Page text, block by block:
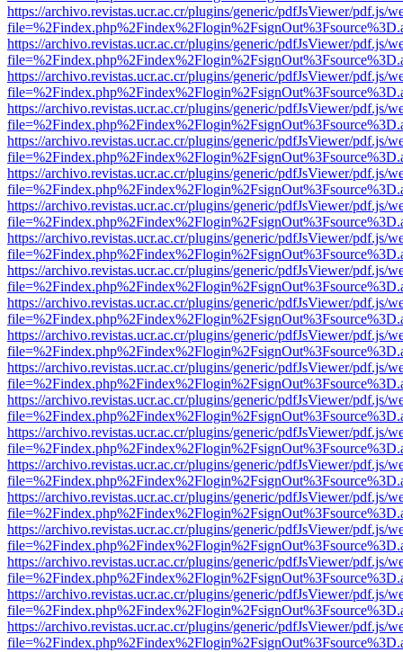
https://archivo.revistas.ucr.ac.cr/plugins/generic/pdfJsViewer/pdf.js/
https://archivo.revistas.ucr.ac.cr/plugins/generic/pdfJsViewer/pdf.js/
https://archivo.revistas.ucr.ac.cr/plugins/generic/pdfJsViewer/pdf.js/
https://archivo.revistas.ucr.ac.cr/plugins/generic/pdfJsViewer/pdf.js/
https://archivo.revistas.ucr.ac.cr/plugins/generic/pdfJsViewer/pdf.js/
https://archivo.revistas.ucr.ac.cr/plugins/generic/pdfJsViewer/pdf.js/
https://archivo.revistas.ucr.ac.cr/plugins/generic/pdfJsViewer/pdf.js/
https://archivo.revistas.ucr.ac.cr/plugins/generic/pdfJsViewer/pdf.js/
https://archivo.revistas.ucr.ac.cr/plugins/generic/pdfJsViewer/pdf.js/
https://archivo.revistas.ucr.ac.cr/plugins/generic/pdfJsViewer/pdf.js/
https://archivo.revistas.ucr.ac.cr/plugins/generic/pdfJsViewer/pdf.js/
https://archivo.revistas.ucr.ac.cr/plugins/generic/pdfJsViewer/pdf.js/
https://archivo.revistas.ucr.ac.cr/plugins/generic/pdfJsViewer/pdf.js/
https://archivo.revistas.ucr.ac.cr/plugins/generic/pdfJsViewer/pdf.js/
https://archivo.revistas.ucr.ac.cr/plugins/generic/pdfJsViewer/pdf.js/
https://archivo.revistas.ucr.ac.cr/plugins/generic/pdfJsViewer/pdf.js/
https://archivo.revistas.ucr.ac.cr/plugins/generic/pdfJsViewer/pdf.js/
https://archivo.revistas.ucr.ac.cr/plugins/generic/pdfJsViewer/pdf.js/
https://archivo.revistas.ucr.ac.cr/plugins/generic/pdfJsViewer/pdf.js/
https://archivo.revistas.ucr.ac.cr/plugins/generic/pdfJsViewer/pdf.js/